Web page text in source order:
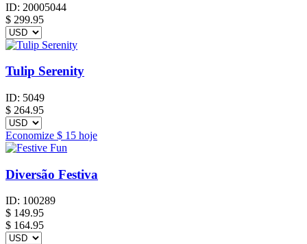
ID: 20005044
$ 299.95
Tulip Serenity
ID: 5049
$ 264.95
Economize $ 15 hoje
Diversão Festiva
ID: 100289
$ 149.95
$ 164.95